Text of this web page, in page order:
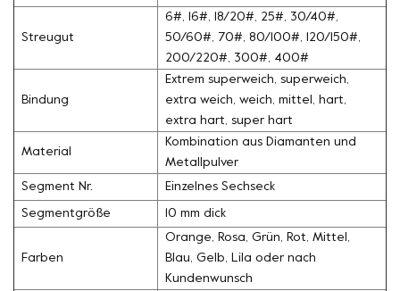
Streugut
6#, 16#, 18/20#, 25#, 30/40#,
50/60#, 70#, 80/100#, 120/150#,
200/220#, 300#, 400#
Bindung
Extrem superweich, superweich,
extra weich, weich, mittel, hart,
extra hart, super hart
Material
Kombination aus Diamanten und
Metallpulver
Segment Nr. Einzelnes Sechseck
Segmentgröße 10 mm dick
Farben
Orange, Rosa, Grün, Rot, Mittel,
Blau, Gelb, Lila oder nach
Kundenwunsch